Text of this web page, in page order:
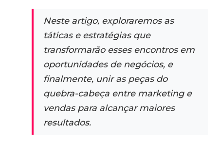
Neste artigo, exploraremos as
táticas e estratégias que
transformarão esses encontros em
oportunidades de negócios, e
finalmente, unir as peças do
quebra-cabeça entre marketing e
vendas para alcançar maiores
resultados.